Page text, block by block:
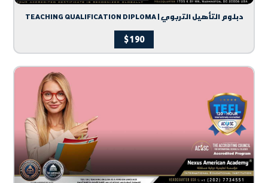
TEACHING QUALIFICATION DIPLOMA | دبلوم التأهيل التربوي
$190